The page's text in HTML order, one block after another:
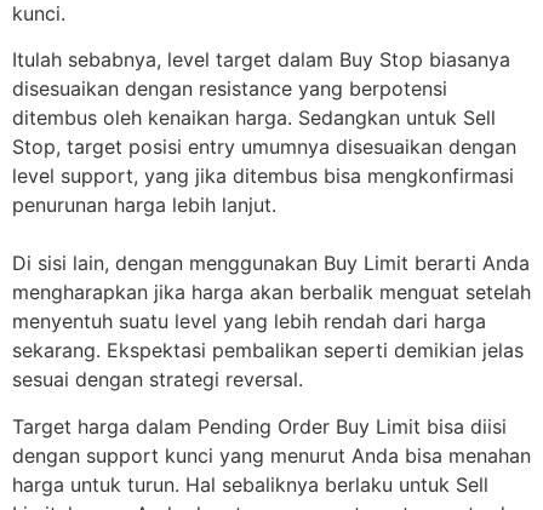
kunci.
Itulah sebabnya, level target dalam Buy Stop biasanya
disesuaikan dengan resistance yang berpotensi
ditembus oleh kenaikan harga. Sedangkan untuk Sell
Stop, target posisi entry umumnya disesuaikan dengan
level support, yang jika ditembus bisa mengkonfirmasi
penurunan harga lebih lanjut.
Di sisi lain, dengan menggunakan Buy Limit berarti Anda
mengharapkan jika harga akan berbalik menguat setelah
menyentuh suatu level yang lebih rendah dari harga
sekarang. Ekspektasi pembalikan seperti demikian jelas
sesuai dengan strategi reversal.
Target harga dalam Pending Order Buy Limit bisa diisi
dengan support kunci yang menurut Anda bisa menahan
harga untuk turun. Hal sebaliknya berlaku untuk Sell